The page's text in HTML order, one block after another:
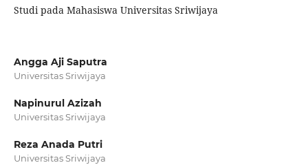
Studi pada Mahasiswa Universitas Sriwijaya
Angga Aji Saputra
Universitas Sriwijaya
Napinurul Azizah
Universitas Sriwijaya
Reza Anada Putri
Universitas Sriwijaya